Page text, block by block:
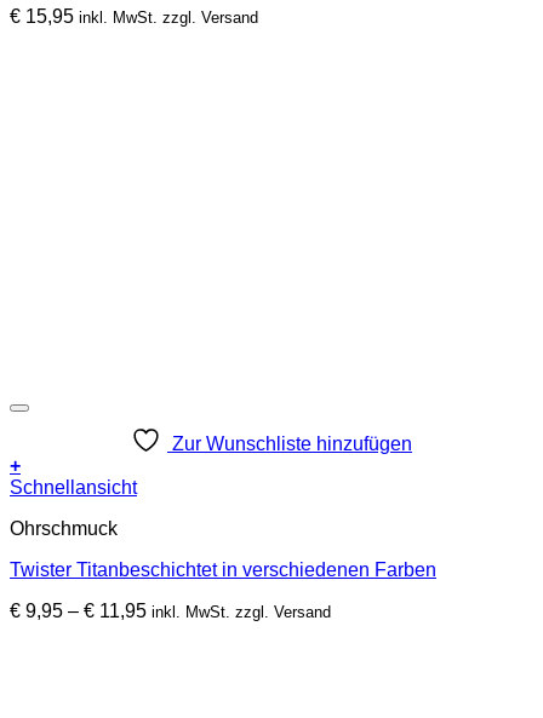
€ 15,95 inkl. MwSt. zzgl. Versand
Zur Wunschliste hinzufügen
+
Dieses
weist
Varianten
Die
Schnellansicht
Ohrschmuck
Twister Titanbeschichtet in verschiedenen Farben
€ 9,95 – € 11,95Preisspanne:
inkl. MwSt. zzgl. Versand